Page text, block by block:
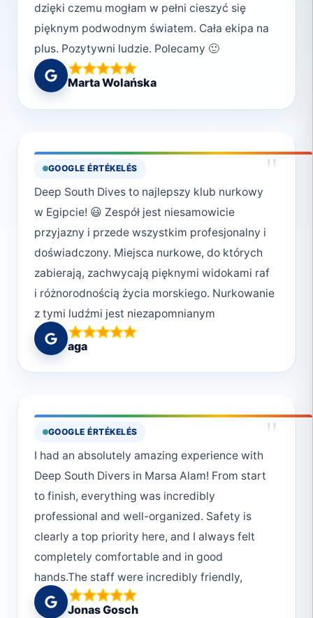
dzięki czemu mogłam w pełni cieszyć się
pięknym podwodnym światem. Cała ekipa na
plus. Pozytywni ludzie. Polecamy 🙂
Marta Wolańska
GOOGLE ÉRTÉKELÉS "
Deep South Dives to najlepszy klub nurkowy
w Egipcie! 😃 Zespół jest niesamowicie
przyjazny i przede wszystkim profesjonalny i
doświadczony. Miejsca nurkowe, do których
zabierają, zachwycają pięknymi widokami raf
i różnorodnością życia morskiego. Nurkowanie
z tymi ludźmi jest niezapomnianym
przeżyciem, które polecam każdemu
wybierającemu się do Marsa Alam. Do
zobaczenia 😄
aga
GOOGLE ÉRTÉKELÉS "
I had an absolutely amazing experience with
Deep South Divers in Marsa Alam! From start
to finish, everything was incredibly
professional and well-organized. Safety is
clearly a top priority here, and I always felt
completely comfortable and in good
hands.The staff were incredibly friendly,
welcoming, and knowledgeable — they truly
Jonas Gosch